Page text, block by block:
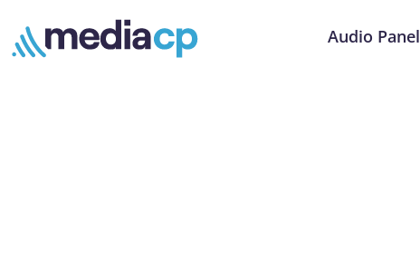
Audio Panel